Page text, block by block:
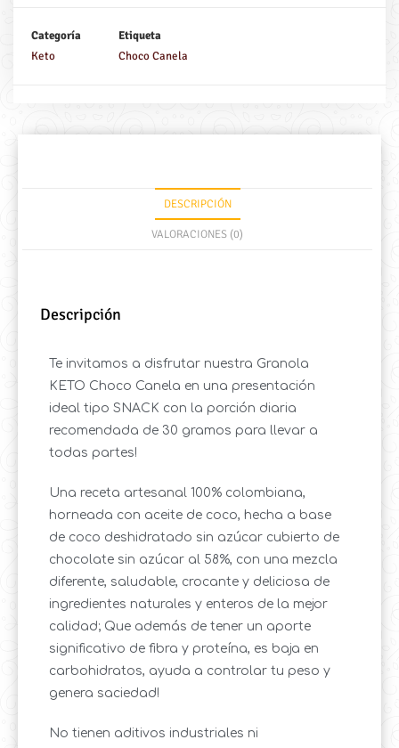
Categoría
Keto
Etiqueta
Choco Canela
DESCRIPCIÓN
VALORACIONES (0)
Descripción
Te invitamos a disfrutar nuestra Granola
KETO Choco Canela en una presentación
ideal tipo SNACK con la porción diaria
recomendada de 30 gramos para llevar a
todas partes!
Una receta artesanal 100% colombiana,
horneada con aceite de coco, hecha a base
de coco deshidratado sin azúcar cubierto de
chocolate sin azúcar al 58%, con una mezcla
diferente, saludable, crocante y deliciosa de
ingredientes naturales y enteros de la mejor
calidad; Que además de tener un aporte
significativo de fibra y proteína, es baja en
carbohidratos, ayuda a controlar tu peso y
genera saciedad!
No tienen aditivos industriales ni